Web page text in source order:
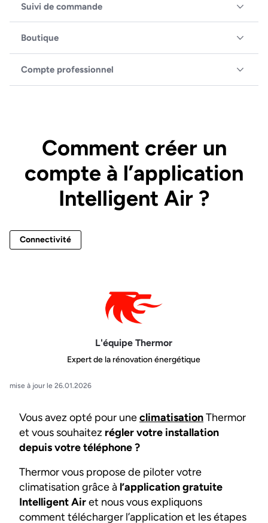
Suivi de commande
Boutique
Compte professionnel
Comment créer un
compte à l’application
Intelligent Air ?
Connectivité
L'équipe Thermor
Expert de la rénovation énergétique
mise à jour le 26.01.2026
Vous avez opté pour uneclimatisationThermor
et vous souhaitez régler votre installation
depuis votre téléphone ?
Thermor vous propose de piloter votre
climatisation grâce à l’application gratuite
Intelligent Airet nous vous expliquons
comment télécharger l’application et les étapes